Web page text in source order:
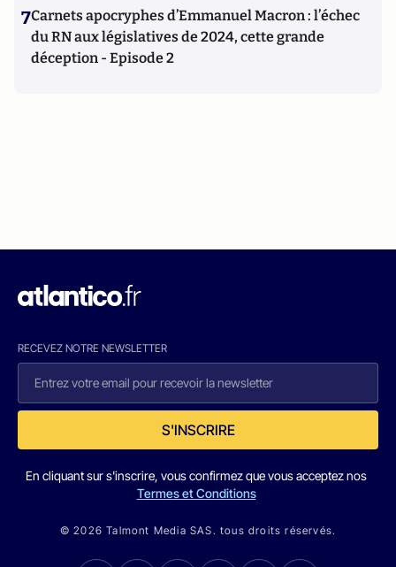
7Carnets apocryphes d’Emmanuel Macron : l’échec
du RN aux législatives de 2024, cette grande
déception - Episode 2
RECEVEZ NOTRE NEWSLETTER
S'INSCRIRE
En cliquant sur s'inscrire, vous confirmez que vous acceptez nos
Termes et Conditions
© 2026 Talmont Media SAS. tous droits réservés.